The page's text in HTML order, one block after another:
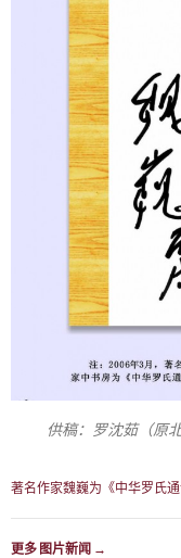
供稿：罗沈茹（原
著名作家魏巍为《中华罗氏
更多 图片新闻 →